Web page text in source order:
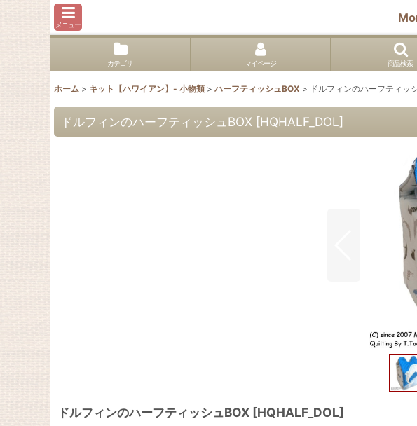
メニュー
カテゴリ マイページ 商品検索
ホーム > キット【ハワイアン】- 小物類 > ハーフティッシュBOX > ドルフィンのハーフティッ
ドルフィンのハーフティッシュBOX [HQHALF_DOL]
ドルフィンのハーフティッシュBOX [HQHALF_DOL]